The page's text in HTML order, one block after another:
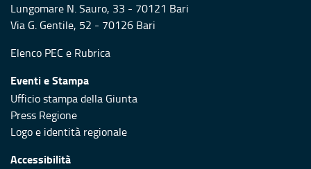
Lungomare N. Sauro, 33 - 70121 Bari
Via G. Gentile, 52 - 70126 Bari
Elenco PEC e Rubrica
Eventi e Stampa
Ufficio stampa della Giunta
Press Regione
Logo e identità regionale
Accessibilità